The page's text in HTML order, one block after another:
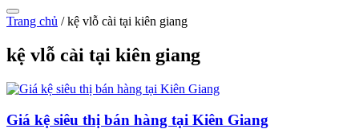
Trang chủ /kệ vlỗ cài tại kiên giang
kệ vlỗ cài tại kiên giang
Giá kệ siêu thị bán hàng tại Kiên Giang